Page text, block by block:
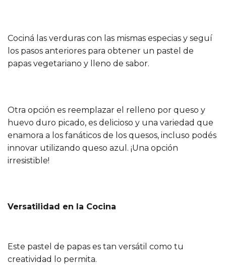
Cociná las verduras con las mismas especias y seguí
los pasos anteriores para obtener un pastel de
papas vegetariano y lleno de sabor.
Otra opción es reemplazar el relleno por queso y
huevo duro picado, es delicioso y una variedad que
enamora a los fanáticos de los quesos, incluso podés
innovar utilizando queso azul. ¡Una opción
irresistible!
Versatilidad en la Cocina
Este pastel de papas es tan versátil como tu
creatividad lo permita.